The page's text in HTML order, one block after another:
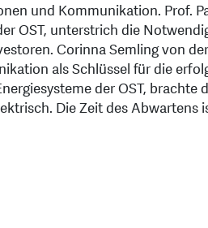
und Kommunikation. Prof.
OST, unterstrich die
Corinna Semling von
als Schlüssel für die
der OST, brachte
Die Zeit des Abwartens